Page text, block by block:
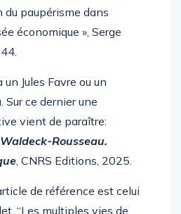
du paupérisme dans
économique », Serge
un Jules Favre ou un
Sur ce dernier une
vient de paraître:
Waldeck-Rousseau.
, CNRS Editions, 2025.
de référence est celui
“Les multiples vies de